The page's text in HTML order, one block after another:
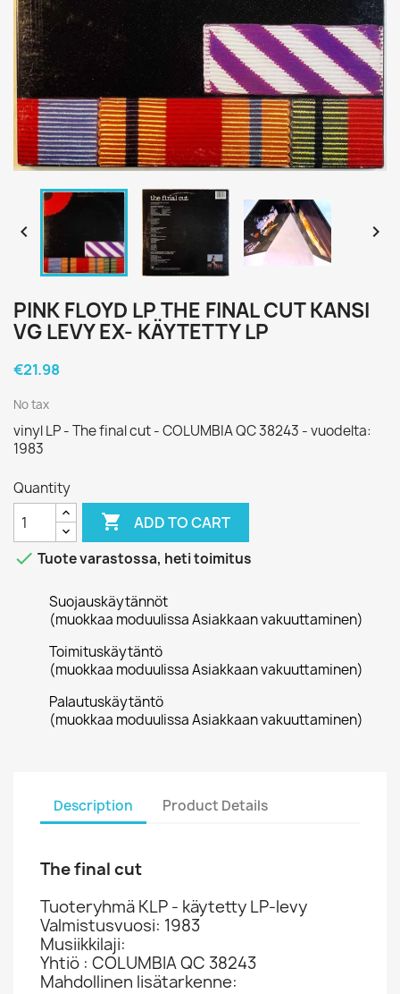
 
PINK FLOYD LP THE FINAL CUT KANSI
VG LEVY EX- KÄYTETTY LP
€21.98
No tax
vinyl LP - The final cut - COLUMBIA QC 38243 - vuodelta:
1983
Quantity
 ADD TO CART
 Tuote varastossa, heti toimitus
Suojauskäytännöt
(muokkaa moduulissa Asiakkaan vakuuttaminen)
Toimituskäytäntö
(muokkaa moduulissa Asiakkaan vakuuttaminen)
Palautuskäytäntö
(muokkaa moduulissa Asiakkaan vakuuttaminen)
Description Product Details
The final cut
Tuoteryhmä KLP - käytetty LP-levy
Valmistusvuosi: 1983
Musiikkilaji:
Yhtiö : COLUMBIA QC 38243
Mahdollinen lisätarkenne: